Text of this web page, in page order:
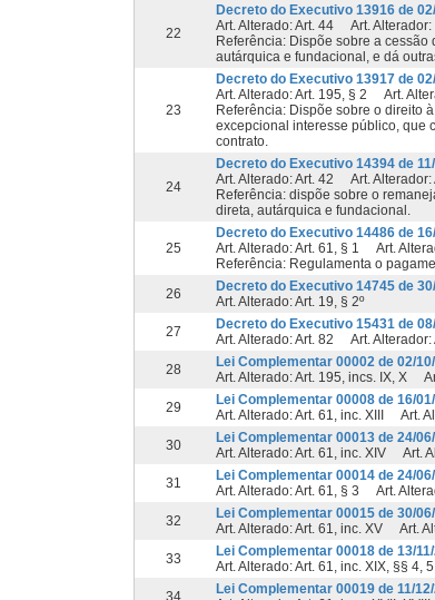
22
Decreto do Executivo 13916 de
Art. Alterado: Art. 44 Art. Alterador:
Referência: Dispõe sobre a
autárquica e fundacional, e dá
23
Decreto do Executivo 13917 de
Art. Alterado: Art. 195, § 2 Art.
Referência: Dispõe sobre o direito
excepcional interesse público, que
contrato.
24
Decreto do Executivo 14394 de
Art. Alterado: Art. 42 Art. Alterador:
Referência: dispõe sobre o
direta, autárquica e fundacional.
25
Decreto do Executivo 14486 de
Art. Alterado: Art. 61, § 1 Art.
Referência: Regulamenta o
26
Decreto do Executivo 14745 de
Art. Alterado: Art. 19, § 2º
27
Decreto do Executivo 15431 de
Art. Alterado: Art. 82 Art. Alterador:
28
Lei Complementar 00002 de 02/
Art. Alterado: Art. 195, incs. IX, X
29
Lei Complementar 00008 de 16/
Art. Alterado: Art. 61, inc. XIII Art.
30
Lei Complementar 00013 de 24/
Art. Alterado: Art. 61, inc. XIV Art.
31
Lei Complementar 00014 de 24/
Art. Alterado: Art. 61, § 3 Art.
32
Lei Complementar 00015 de 30/
Art. Alterado: Art. 61, inc. XV Art.
33
Lei Complementar 00018 de 13/
Art. Alterado: Art. 61, inc. XIX, §§
34
Lei Complementar 00019 de 11/